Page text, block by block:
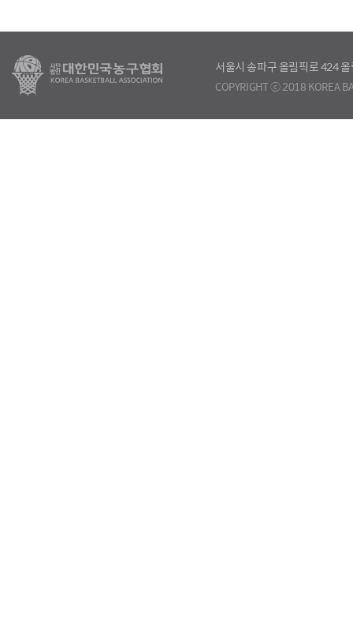
서울시 송파구 올림픽로 424
COPYRIGHT ⓒ 2018 KOREA